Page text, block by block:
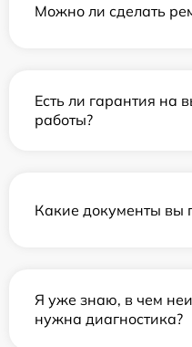
Можно ли сделать
Есть ли гарантия на
работы?
Какие документы вы
Я уже знаю, в чем
нужна диагностика?